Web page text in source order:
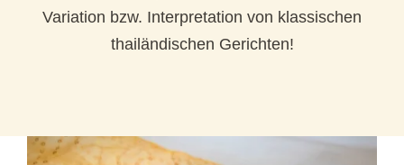
Variation bzw. Interpretation von klassischen
thailändischen Gerichten!